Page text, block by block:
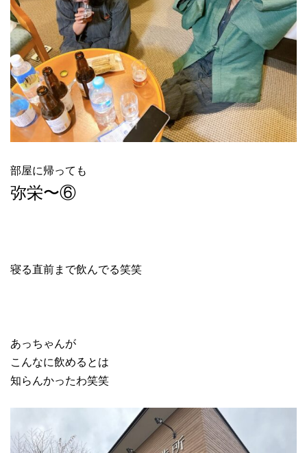
部屋に帰っても
弥栄〜⑥
寝る直前まで飲んでる笑笑
あっちゃんが
こんなに飲めるとは
知らんかったわ笑笑